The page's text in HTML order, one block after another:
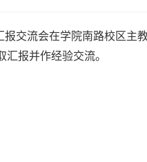
交流会在学院南路校区主
报并作经验交流。